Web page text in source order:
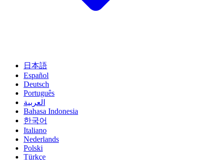
日本語
Español
Deutsch
Português
العربية
Bahasa Indonesia
한국어
Italiano
Nederlands
Polski
Türkçe